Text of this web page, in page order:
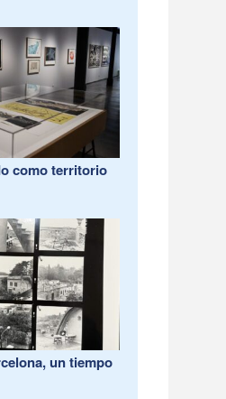
como territorio
un tiempo